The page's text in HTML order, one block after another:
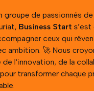
groupe de passionnés de
Business Start
ceux qui
ambition. 🚀 Nous
de l’innovation, de la
transformer chaque